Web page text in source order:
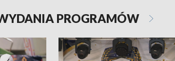
PROGRAMÓW